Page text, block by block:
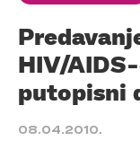
HIV/
putopisni
08.04.2010.